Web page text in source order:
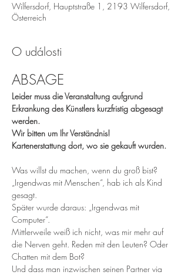
Wilfersdorf, Hauptstraße 1, 2193 Wilfersdorf,
Österreich
O události
ABSAGE
Leider muss die Veranstaltung aufgrund
Erkrankung des Künstlers kurzfristig abgesagt
werden.
Wir bitten um Ihr Verständnis!
Kartenerstattung dort, wo sie gekauft wurden.
Was willst du machen, wenn du groß bist?
„Irgendwas mit Menschen“, hab ich als Kind
gesagt.
Später wurde daraus: „Irgendwas mit
Computer“.
Mittlerweile weiß ich nicht, was mir mehr auf
die Nerven geht. Reden mit den Leuten? Oder
Chatten mit dem Bot?
Und dass man inzwischen seinen Partner via